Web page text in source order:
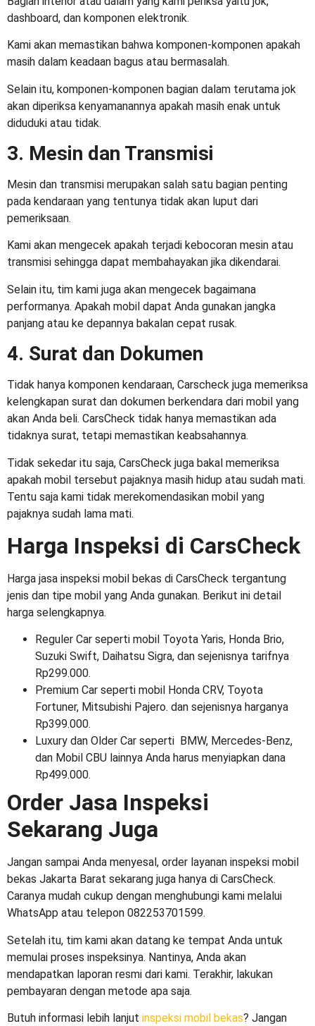
dashboard, dan komponen elektronik.
Kami akan memastikan bahwa komponen-komponen apakah
masih dalam keadaan bagus atau bermasalah.
Selain itu, komponen-komponen bagian dalam terutama jok
akan diperiksa kenyamanannya apakah masih enak untuk
diduduki atau tidak.
3. Mesin dan Transmisi
Mesin dan transmisi merupakan salah satu bagian penting
pada kendaraan yang tentunya tidak akan luput dari
pemeriksaan.
Kami akan mengecek apakah terjadi kebocoran mesin atau
transmisi sehingga dapat membahayakan jika dikendarai.
Selain itu, tim kami juga akan mengecek bagaimana
performanya. Apakah mobil dapat Anda gunakan jangka
panjang atau ke depannya bakalan cepat rusak.
4. Surat dan Dokumen
Tidak hanya komponen kendaraan, Carscheck juga memeriksa
kelengkapan surat dan dokumen berkendara dari mobil yang
akan Anda beli. CarsCheck tidak hanya memastikan ada
tidaknya surat, tetapi memastikan keabsahannya.
Tidak sekedar itu saja, CarsCheck juga bakal memeriksa
apakah mobil tersebut pajaknya masih hidup atau sudah mati.
Tentu saja kami tidak merekomendasikan mobil yang
pajaknya sudah lama mati.
Harga Inspeksi di CarsCheck
Harga jasa inspeksi mobil bekas di CarsCheck tergantung
jenis dan tipe mobil yang Anda gunakan. Berikut ini detail
harga selengkapnya.
Reguler Car seperti mobil Toyota Yaris, Honda Brio,
Suzuki Swift, Daihatsu Sigra, dan sejenisnya tarifnya
Rp299.000.
Premium Car seperti mobil Honda CRV, Toyota
Fortuner, Mitsubishi Pajero. dan sejenisnya harganya
Rp399.000.
Luxury dan Older Car seperti BMW, Mercedes-Benz,
dan Mobil CBU lainnya Anda harus menyiapkan dana
Rp499.000.
Order Jasa Inspeksi
Sekarang Juga
Jangan sampai Anda menyesal, order layanan inspeksi mobil
bekas Jakarta Barat sekarang juga hanya di CarsCheck.
Caranya mudah cukup dengan menghubungi kami melalui
WhatsApp atau telepon 082253701599.
Setelah itu, tim kami akan datang ke tempat Anda untuk
memulai proses inspeksinya. Nantinya, Anda akan
mendapatkan laporan resmi dari kami. Terakhir, lakukan
pembayaran dengan metode apa saja.
Butuh informasi lebih lanjut inspeksi mobil bekas? Jangan